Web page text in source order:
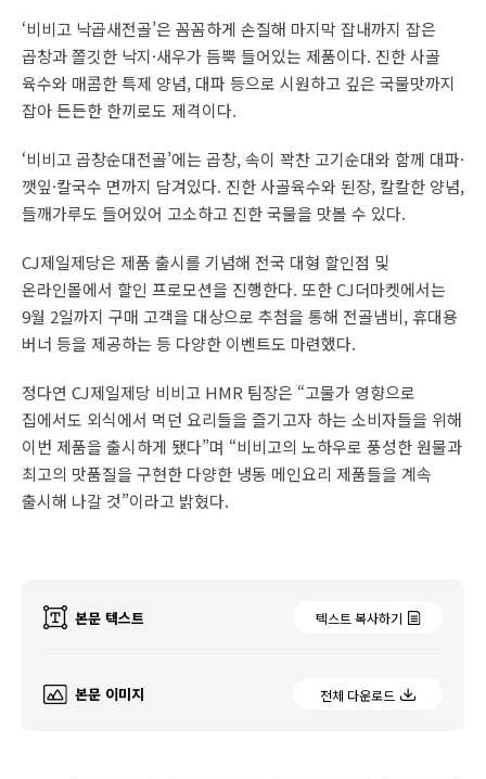
‘비비고 낙곱새전골’은 꼼꼼하게 손질해 마지막 잡내까지 잡은
곱창과 쫄깃한 낙지·새우가 듬뿍 들어있는 제품이다. 진한 사골
육수와 매콤한 특제 양념, 대파 등으로 시원하고 깊은 국물맛까지
잡아 든든한 한끼로도 제격이다.
‘비비고 곱창순대전골’에는 곱창, 속이 꽉찬 고기순대와 함께 대파·
깻잎·칼국수 면까지 담겨있다. 진한 사골육수와 된장, 칼칼한 양념,
들깨가루도 들어있어 고소하고 진한 국물을 맛볼 수 있다.
CJ제일제당은 제품 출시를 기념해 전국 대형 할인점 및
온라인몰에서 할인 프로모션을 진행한다. 또한 CJ더마켓에서는
9월 2일까지 구매 고객을 대상으로 추첨을 통해 전골냄비, 휴대용
버너 등을 제공하는 등 다양한 이벤트도 마련했다.
정다연 CJ제일제당 비비고 HMR 팀장은 “고물가 영향으로
집에서도 외식에서 먹던 요리들을 즐기고자 하는 소비자들을 위해
이번 제품을 출시하게 됐다”며 “비비고의 노하우로 풍성한 원물과
최고의 맛품질을 구현한 다양한 냉동 메인요리 제품들을 계속
출시해 나갈 것”이라고 밝혔다.
본문 텍스트 텍스트 복사하기
본문 이미지 전체 다운로드